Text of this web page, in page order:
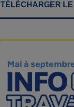
TÉLÉCHARGER